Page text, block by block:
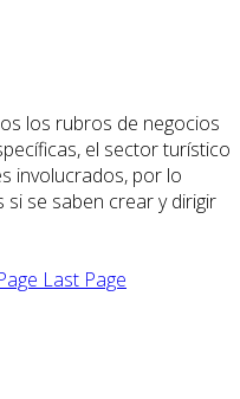
los rubros de negocios
el sector turístico
involucrados, por lo
se saben crear y dirigir
Last Page